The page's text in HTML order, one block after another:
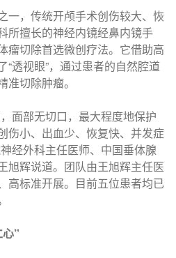
一，传统开颅手术创伤较大、恢
所擅长的神经内镜经鼻内镜手
瘤切除首选微创疗法。它借助高
“透视眼”，通过患者的自然腔道
切除肿瘤。
面部无切口，最大程度地保护
伤小、出血少、恢复快、并发症
经外科主任医师、中国垂体腺
旭辉说道。团队由王旭辉主任医
高标准开展。目前五位患者均已
”